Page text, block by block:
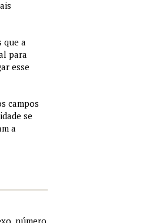
que a
para
esse
campos
se
a
número